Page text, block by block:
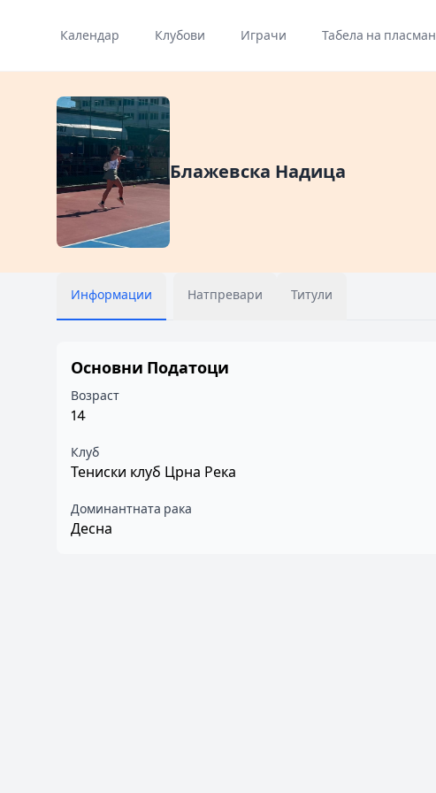
Календар Клубови Играчи Табела на пласман
Блажевска Надица
Информации Натпревари Титули
Основни Податоци
Возраст
14
Клуб
Тениски клуб Црна Река
Доминантната рака
Десна